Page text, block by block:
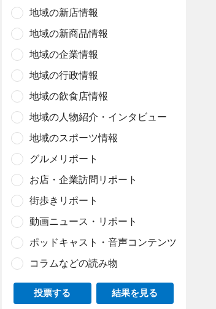
地域の新店情報
地域の新商品情報
地域の企業情報
地域の行政情報
地域の飲食店情報
地域の人物紹介・インタビュー
地域のスポーツ情報
グルメリポート
お店・企業訪問リポート
街歩きリポート
動画ニュース・リポート
ポッドキャスト・音声コンテンツ
コラムなどの読み物
投票する 結果を見る